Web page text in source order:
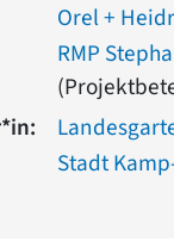
Orel +
RMP
Stadt